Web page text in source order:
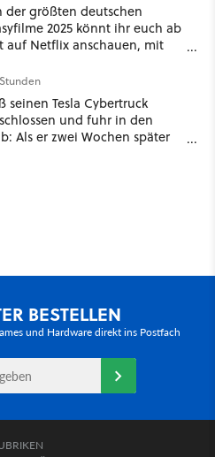
der größten deutschen
2025 könnt ihr euch ab
auf Netflix anschauen, mit
seinen Tesla Cybertruck
und fuhr in den
Als er zwei Wochen später
BESTELLEN
und Hardware direkt ins Postfach